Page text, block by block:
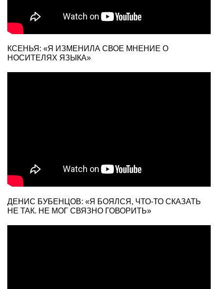
КСЕНЬЯ: «Я ИЗМЕНИЛА СВОЕ МНЕНИЕ О
НОСИТЕЛЯХ ЯЗЫКА»
ДЕНИС БУБЕНЦОВ: «Я БОЯЛСЯ, ЧТО-ТО СКАЗАТЬ
НЕ ТАК. НЕ МОГ СВЯЗНО ГОВОРИТЬ»